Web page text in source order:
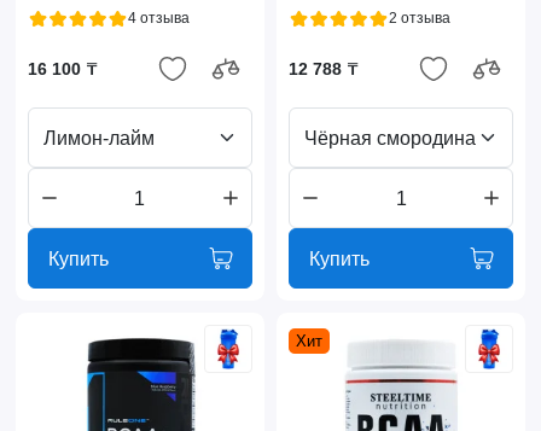
4 отзыва
16 100 ₸
Лимон-лайм
Купить
2 отзыва
12 788 ₸
Чёрная смородина
Купить
Хит